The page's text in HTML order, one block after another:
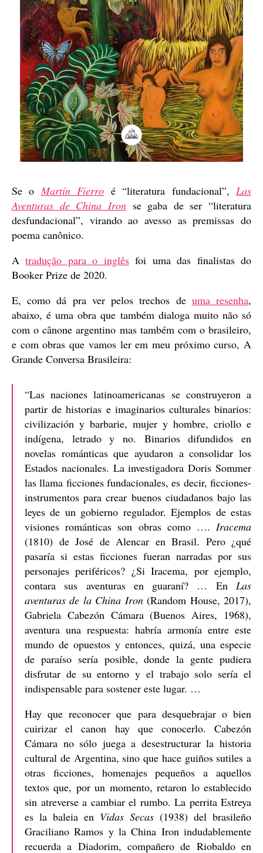
Se o Martín Fierro é “literatura fundacional”,Las
Aventuras de China Ironse gaba de ser “literatura
desfundacional”, virando ao avesso as premissas do
poema canônico.
Atradução para o inglêsfoi uma das finalistas do
Booker Prize de 2020.
E, como dá pra ver pelos trechos de uma resenha,
abaixo, é uma obra que também dialoga muito não só
com o cânone argentino mas também com o brasileiro,
e com obras que vamos ler em meu próximo curso, A
Grande Conversa Brasileira:
“Las naciones latinoamericanas se construyeron a
partir de historias e imaginarios culturales binarios:
civilización y barbarie, mujer y hombre, criollo e
indígena, letrado y no. Binarios difundidos en
novelas románticas que ayudaron a consolidar los
Estados nacionales. La investigadora Doris Sommer
las llama ficciones fundacionales, es decir, ficciones-
instrumentos para crear buenos ciudadanos bajo las
leyes de un gobierno regulador. Ejemplos de estas
visiones románticas son obras como …. Iracema
(1810) de José de Alencar en Brasil. Pero ¿qué
pasaría si estas ficciones fueran narradas por sus
personajes periféricos? ¿Si Iracema, por ejemplo,
contara sus aventuras en guaraní? … En Las
aventuras de la China Iron(Random House, 2017),
Gabriela Cabezón Cámara (Buenos Aires, 1968),
aventura una respuesta: habría armonía entre este
mundo de opuestos y entonces, quizá, una especie
de paraíso sería posible, donde la gente pudiera
disfrutar de su entorno y el trabajo solo sería el
indispensable para sostener este lugar. …
Hay que reconocer que para desquebrajar o bien
cuirizar el canon hay que conocerlo. Cabezón
Cámara no sólo juega a desestructurar la historia
cultural de Argentina, sino que hace guiños sutiles a
otras ficciones, homenajes pequeños a aquellos
textos que, por un momento, retaron lo establecido
sin atreverse a cambiar el rumbo. La perrita Estreya
es la baleia en Vidas Secas (1938) del brasileño
Graciliano Ramos y la China Iron indudablemente
recuerda a Diadorim, compañero de Riobaldo en